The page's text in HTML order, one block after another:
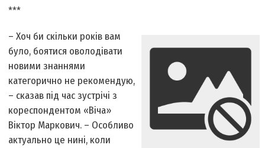
***
– Хоч би скільки років вам
було, боятися оволодівати
новими знаннями
категорично не рекомендую,
– сказав під час зустрічі з
кореспондентом «Віча»
Віктор Маркович. – Особливо
актуально це нині, коли